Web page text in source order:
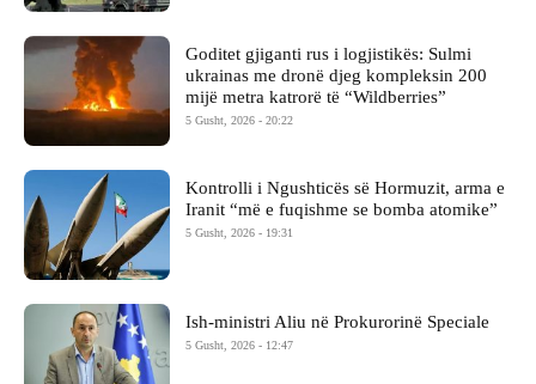
Goditet gjiganti rus i logjistikës: Sulmi
ukrainas me dronë djeg kompleksin 200
mijë metra katrorë të “Wildberries”
5 Gusht, 2026 - 20:22
Kontrolli i Ngushticës së Hormuzit, arma e
Iranit “më e fuqishme se bomba atomike”
5 Gusht, 2026 - 19:31
Ish-ministri ​Aliu në Prokurorinë Speciale
5 Gusht, 2026 - 12:47